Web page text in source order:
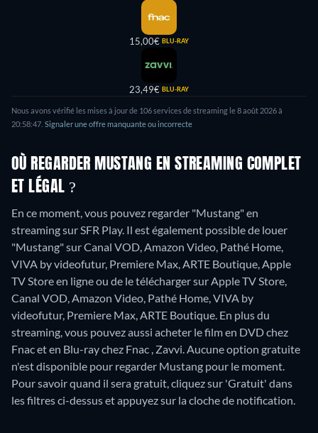
15,00€ BLU-RAY
23,49€ BLU-RAY
Nous avons vérifié les mises à jour de 106services de streaming le8 août 2026à
20:58:47 Signaler une offre manquante ou incorrecte
OÙ REGARDER MUSTANG EN STREAMING COMPLET
ET LÉGAL ?
En ce moment, vous pouvez regarder "Mustang" en
streaming sur SFR Play. Il est également possible de louer
"Mustang" sur Canal VOD, Amazon Video, Pathé Home,
VIVA by videofutur, Premiere Max, ARTE Boutique, Apple
TV Store en ligne ou de le télécharger sur Apple TV Store,
Canal VOD, Amazon Video, Pathé Home, VIVA by
videofutur, Premiere Max, ARTE Boutique. En plus du
streaming, vous pouvez aussi acheter le film en DVD chez
Fnac et en Blu-ray chez Fnac , Zavvi.Aucune option gratuite
n'est disponible pour regarder Mustang pour le moment.
Pour savoir quand il sera gratuit, cliquez sur 'Gratuit' dans
les filtres ci-dessus et appuyez sur la cloche de notification.